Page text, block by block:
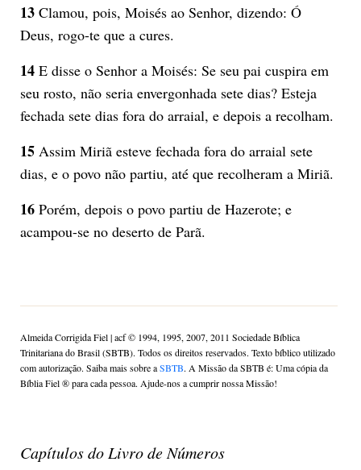
13Clamou, pois, Moisés ao Senhor, dizendo: Ó
Deus, rogo-te que a cures.
14E disse o Senhor a Moisés: Se seu pai cuspira em
seu rosto, não seria envergonhada sete dias? Esteja
fechada sete dias fora do arraial, e depois a recolham.
15Assim Miriã esteve fechada fora do arraial sete
dias, e o povo não partiu, até que recolheram a Miriã.
16Porém, depois o povo partiu de Hazerote; e
acampou-se no deserto de Parã.
Almeida Corrigida Fiel | acf ©️ 1994, 1995, 2007, 2011 Sociedade Bíblica
Trinitariana do Brasil (SBTB). Todos os direitos reservados. Texto bíblico utilizado
com autorização. Saiba mais sobre aSBTB. A Missão da SBTB é: Uma cópia da
Bíblia Fiel ®️ para cada pessoa. Ajude-nos a cumprir nossa Missão!
Capítulos do Livro de Números